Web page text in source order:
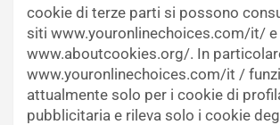
cookie di terze parti si possono
siti www.youronlinechoices.com/it/ e
www.aboutcookies.org/. In
www.youronlinechoices.com/it /
attualmente solo per i cookie di
pubblicitaria e rileva solo i cookie